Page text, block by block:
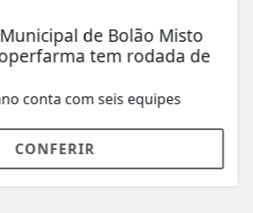
de Bolão Misto
tem rodada de
conta com seis equipes
CONFERIR